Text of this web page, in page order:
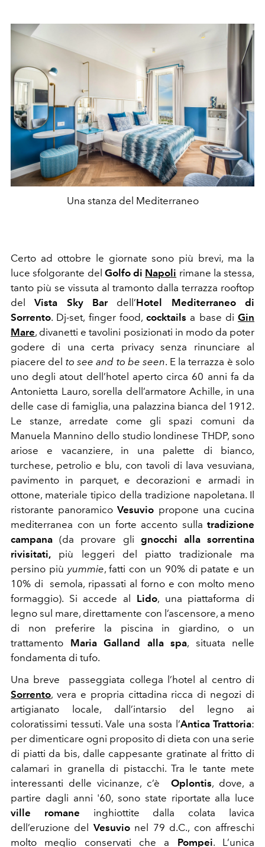
Una stanza del Mediterraneo
Certo ad ottobre le giornate sono più brevi, ma la
luce sfolgorante del Golfo di Napoli rimane la stessa,
tanto più se vissuta al tramonto dalla terrazza rooftop
delVista Sky Bardell’Hotel Mediterraneo di
Sorrento. Dj-set, finger food, cocktails a base di Gin
Mare, divanetti e tavolini posizionati in modo da poter
godere di una certa privacy senza rinunciare al
piacere del to see and to be seen. E la terrazza è solo
uno degli atout dell’hotel aperto circa 60 anni fa da
Antonietta Lauro, sorella dell’armatore Achille, in una
delle case di famiglia, una palazzina bianca del 1912.
Le stanze, arredate come gli spazi comuni da
Manuela Mannino dello studio londinese THDP, sono
ariose e vacanziere, in una palette di bianco,
turchese, petrolio e blu, con tavoli di lava vesuviana,
pavimento in parquet, e decorazioni e armadi in
ottone, materiale tipico della tradizione napoletana. Il
ristorante panoramicoVesuvio propone una cucina
mediterranea con un forte accento sulla tradizione
campana (da provare gli gnocchi alla sorrentina
rivisitati, più leggeri del piatto tradizionale ma
persino più yummie, fatti con un 90% di patate e un
10% di semola, ripassati al forno e con molto meno
formaggio). Si accede al Lido, una piattaforma di
legno sul mare, direttamente con l’ascensore, a meno
di non preferire la piscina in giardino, o un
trattamento Maria Galland alla spa, situata nelle
fondamenta di tufo.
Una breve passeggiata collega l’hotel al centro di
Sorrento, vera e propria cittadina ricca di negozi di
artigianato locale, dall’intarsio del legno ai
coloratissimi tessuti. Vale una sosta l’Antica Trattoria:
per dimenticare ogni proposito di dieta con una serie
di piatti da bis, dalle cappesante gratinate al fritto di
calamari in granella di pistacchi. Tra le tante mete
interessanti delle vicinanze, c’è Oplontis, dove, a
partire dagli anni '60, sono state riportate alla luce
ville romane inghiottite dalla colata lavica
dell’eruzione del Vesuvionel 79 d.C., con affreschi
molto meglio conservati che a Pompei. L’unica